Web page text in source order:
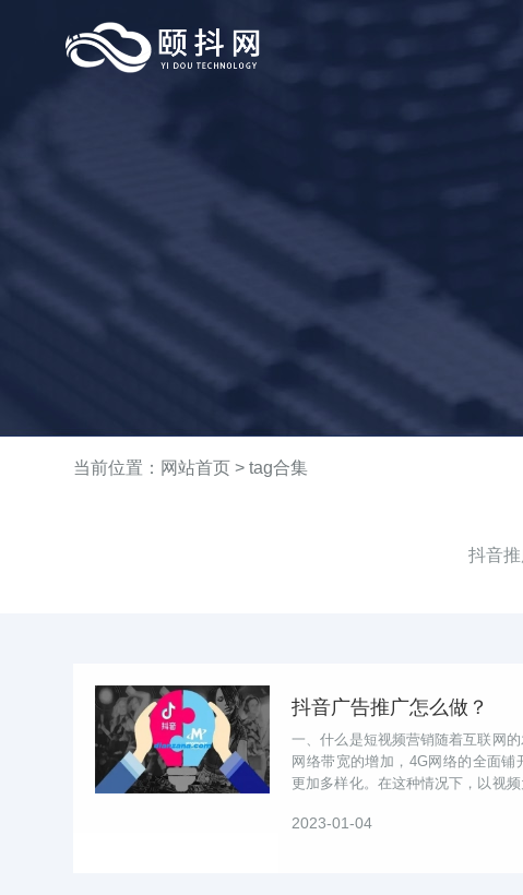
当前位置： 网站首页 >tag合集
抖音
抖音广告推广怎么做？
一、什么是短视频营销随着互联网
网络带宽的增加，4G网络的全面
更加多样化。在这种情况下，以视
2023-01-04